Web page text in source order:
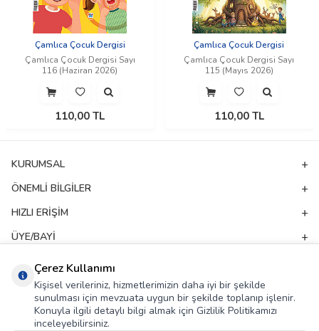
Çamlıca Çocuk Dergisi
Çamlıca Çocuk Dergisi Sayı
116 (Haziran 2026)
110,00 TL
Çamlıca Çocuk Dergisi
Çamlıca Çocuk Dergisi Sayı
115 (Mayıs 2026)
110,00TL
KURUMSAL
ÖNEMLI BILGILER
HIZLI ERIŞIM
ÜYE/BAYI
ADRES & İLETIŞIM
E-Bülten Aboneliği
Kampanya ve yeniliklerden haberdar olmak için e-bültenimize abone olun!
Çerez Kullanımı
Kişisel verileriniz, hizmetlerimizin daha iyi bir şekilde
sunulması için mevzuata uygun bir şekilde toplanıp işlenir.
Konuyla ilgili detaylı bilgi almak için Gizlilik Politikamızı
inceleyebilirsiniz.